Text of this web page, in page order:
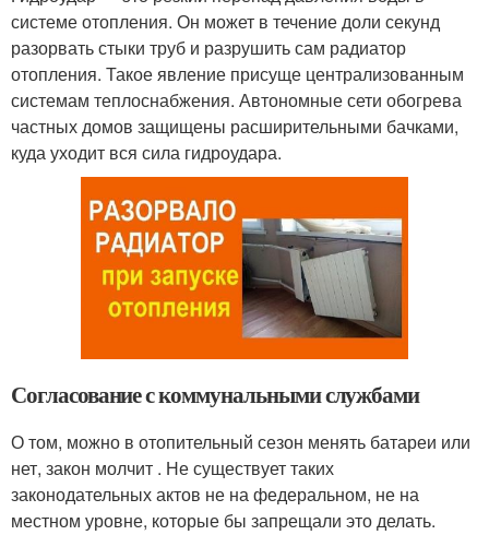
системе отопления. Он может в течение доли секунд
разорвать стыки труб и разрушить сам радиатор
отопления. Такое явление присуще централизованным
системам теплоснабжения. Автономные сети обогрева
частных домов защищены расширительными бачками,
куда уходит вся сила гидроудара.
Согласование с коммунальными службами
О том, можно в отопительный сезон менять батареи или
нет, закон молчит . Не существует таких
законодательных актов не на федеральном, не на
местном уровне, которые бы запрещали это делать.